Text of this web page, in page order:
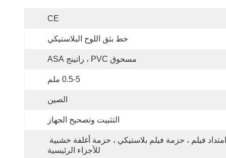
CE
خط بثق اللوح البلاستيكي
مسحوق PVC ، راتينج ASA
0.5-5 ملم
الصين
التثبيت وتصحيح الجهاز
للأجزاء الرئيسية